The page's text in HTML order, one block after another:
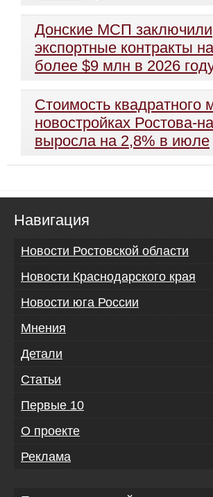
Донские МСП заключили
экспортные контракты
более $9 млн в 2026
Стоимость квадратного
новостройках Ростова-
выросла на 2,8% в июле
Навигация
Новости Ростовской области
Новости Краснодарского края
Новости юга России
Мнения
Детали
Статьи
Первые 10
О проекте
Реклама